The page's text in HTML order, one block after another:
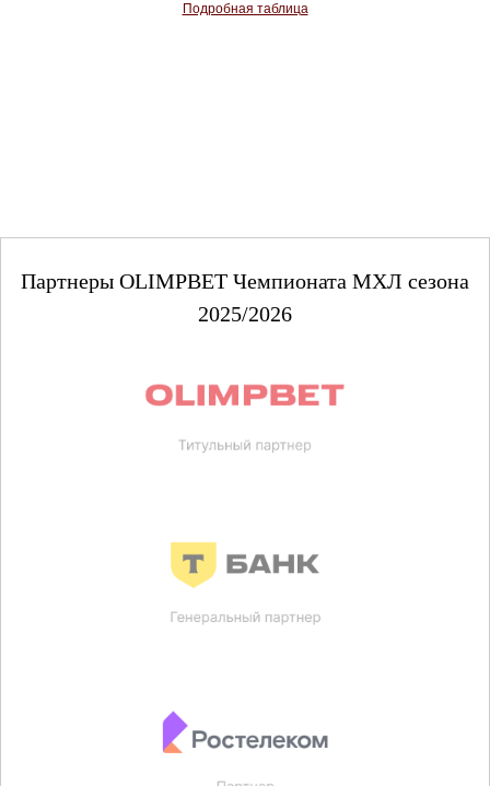
Подробная таблица
Партнеры OLIMPBET Чемпионата МХЛ сезона
2025/2026